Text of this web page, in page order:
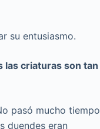
su entusiasmo.
las criaturas son tan
pasó mucho tiempo
duendes eran